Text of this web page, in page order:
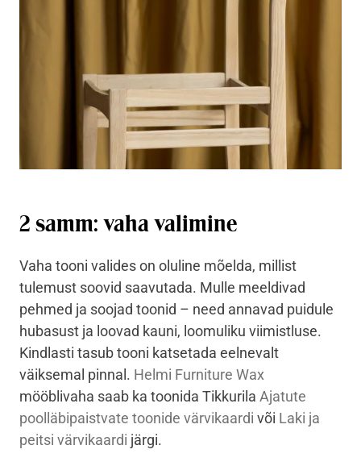
2 samm: vaha valimine
Vaha tooni valides on oluline mõelda, millist
tulemust soovid saavutada. Mulle meeldivad
pehmed ja soojad toonid – need annavad puidule
hubasust ja loovad kauni, loomuliku viimistluse.
Kindlasti tasub tooni katsetada eelnevalt
väiksemal pinnal. Helmi Furniture Wax
mööblivaha saab ka toonida Tikkurila Ajatute
poolläbipaistvate toonide värvikaardi või Laki ja
peitsi värvikaardi järgi.